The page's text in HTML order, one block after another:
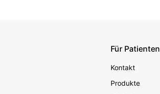
Für Patienten
Kontakt
Produkte